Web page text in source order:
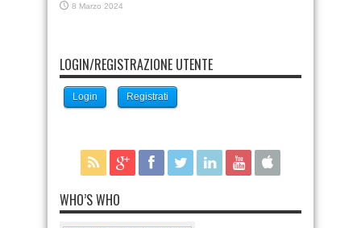
8 Marzo 2024
LOGIN/REGISTRAZIONE UTENTE
Login Registrati
WHO’S WHO